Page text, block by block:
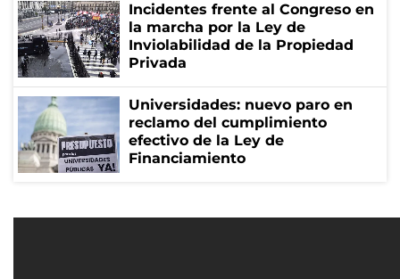
Incidentes frente al Congreso en
la marcha por la Ley de
Inviolabilidad de la Propiedad
Privada
Universidades: nuevo paro en
reclamo del cumplimiento
efectivo de la Ley de
Financiamiento